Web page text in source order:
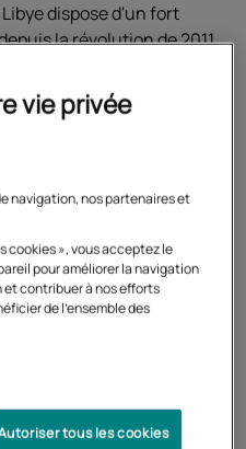
dispose d'un fort
la révolution de 2011,
difficile que
de Tripoli a sollicité le
la continuité pédagogique
vie privée
navigation, nos partenaires et
cookies », vous acceptez le
pour améliorer la navigation
et contribuer à nos efforts
de l'ensemble des
tous les cookies